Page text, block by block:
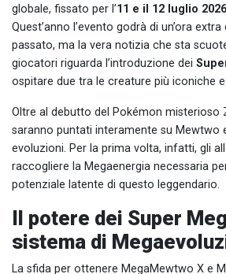
globale, fissato per l’11 e il 12 luglio 2026
Quest’anno l’evento godrà di un’ora
passato, ma la vera notizia che sta
giocatori riguarda l’introduzione dei
ospitare due tra le creature più iconiche
Oltre al debutto del Pokémon misterioso
saranno puntati interamente su Mewtwo
evoluzioni. Per la prima volta, infatti, gli
raccogliere la Megaenergia necessaria
potenziale latente di questo leggendario.
Il potere dei Super
sistema di
La sfida per ottenere MegaMewtwo X e